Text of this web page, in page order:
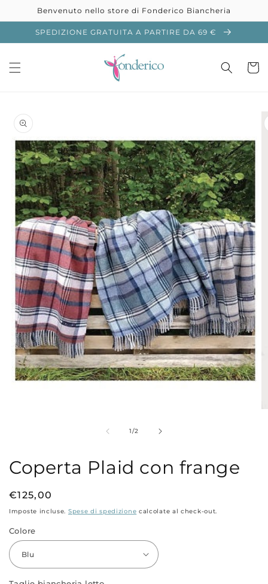
direttamente
ai contenuti
Benvenuto nello store di Fonderico Biancheria
SPEDIZIONE GRATUITA A PARTIRE DA 69 €
Passa alle
informazioni
sul prodotto
modale
1/su2
Coperta Plaid con frange
Prezzo
di
€125,00
Imposte incluse. Spese di spedizione calcolate al check-out.
Colore